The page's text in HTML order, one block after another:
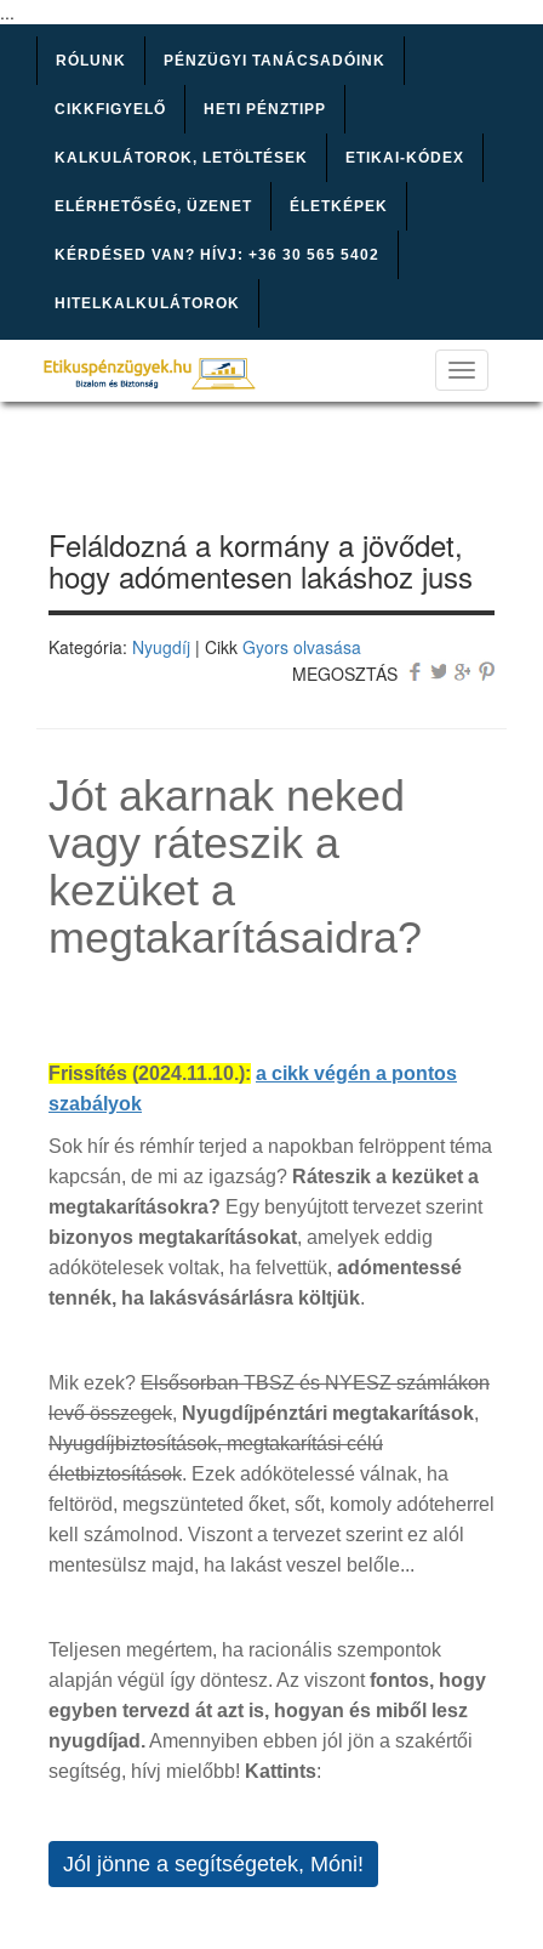
...
RÓLUNK PÉNZÜGYI TANÁCSADÓINK
CIKKFIGYELŐ HETI PÉNZTIPP
KALKULÁTOROK, LETÖLTÉSEK ETIKAI-KÓDEX
ELÉRHETŐSÉG, ÜZENET ÉLETKÉPEK
KÉRDÉSED VAN? HÍVJ: +36 30 565 5402
HITELKALKULÁTOROK
Toggle
navigation
Feláldozná a kormány a jövődet,
hogy adómentesen lakáshoz juss
Kategória: Nyugdíj | Cikk Gyors olvasása
MEGOSZTÁS
Jót akarnak neked
vagy ráteszik a
kezüket a
megtakarításaidra?
Frissítés (2024.11.10.): a cikk végén a pontos
szabályok
Sok hír és rémhír terjed a napokban felröppent téma
kapcsán, de mi az igazság? Ráteszik a kezüket a
megtakarításokra? Egy benyújtott tervezet szerint
bizonyos megtakarításokat, amelyek eddig
adókötelesek voltak, ha felvettük, adómentessé
tennék, ha lakásvásárlásra költjük.
Mik ezek? Elsősorban TBSZ és NYESZ számlákon
levő összegek, Nyugdíjpénztári megtakarítások,
Nyugdíjbiztosítások, megtakarítási célú
életbiztosítások. Ezek adókötelessé válnak, ha
feltöröd, megszünteted őket, sőt, komoly adóteherrel
kell számolnod. Viszont a tervezet szerint ez alól
mentesülsz majd, ha lakást veszel belőle...
Teljesen megértem, ha racionális szempontok
alapján végül így döntesz. Az viszontfontos, hogy
egyben tervezd át azt is, hogyan és miből lesz
nyugdíjad.Amennyiben ebben jól jön a szakértői
segítség, hívj mielőbb! Kattints:
Jól jönne a segítségetek, Móni!